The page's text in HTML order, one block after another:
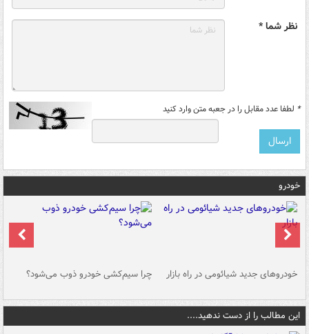
نظر شما *
* لطفا عدد مقابل را در جعبه متن وارد کنید
خودرو
خودروهای جدید شیائومی در راه بازار چرا سیم‌کشی خودرو ذوب می‌شود؟
این مطالب را از دست ندهید....